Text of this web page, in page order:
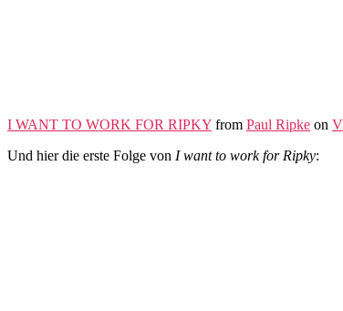
I WANT TO WORK FOR RIPKY from Paul Ripke on
Und hier die erste Folge von I want to work for Ripky: